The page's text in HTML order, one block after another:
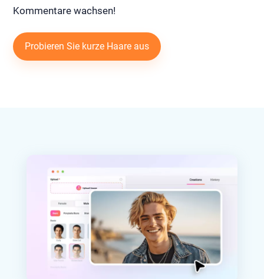
Kommentare wachsen!
Probieren Sie kurze Haare aus